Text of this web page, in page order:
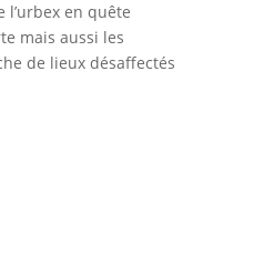
en quête
mais aussi les
de lieux désaffectés